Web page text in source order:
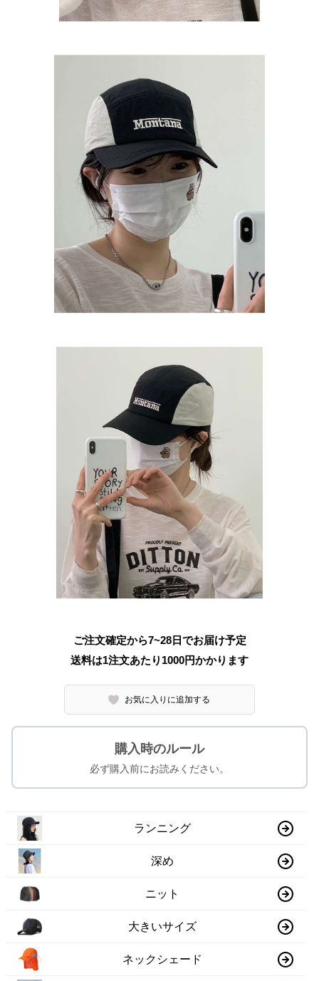
ご注文確定から7~28日でお届け予定
送料は1注文あたり 1000円かかります
お気に入りに追加する
購入時のルール
必ず購入前にお読みください。
ランニング
深め
ニット
大きいサイズ
ネックシェード